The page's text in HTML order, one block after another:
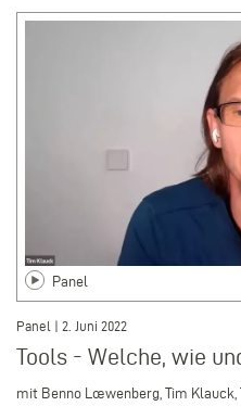
Panel
Panel | 2. Juni 2022
Tools - Welche, wie
mit Benno Lœwenberg, Tim Klauck,